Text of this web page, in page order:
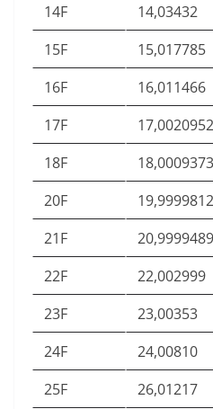
14F 14,03432
15F
15,017785
16F
16,011466
17F
18F
18,0009373
20F
21F
20,9999489
22F
22,002999
23F
23,00353
24F
24,00810
25F
26,01217